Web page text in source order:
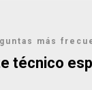
más
técnico